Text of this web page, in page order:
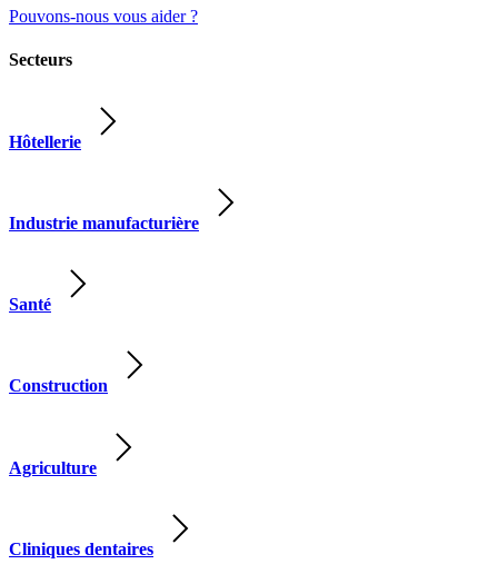
Pouvons-nous vous aider ?
Secteurs
Hôtellerie
Industrie manufacturière
Santé
Construction
Agriculture
Cliniques dentaires